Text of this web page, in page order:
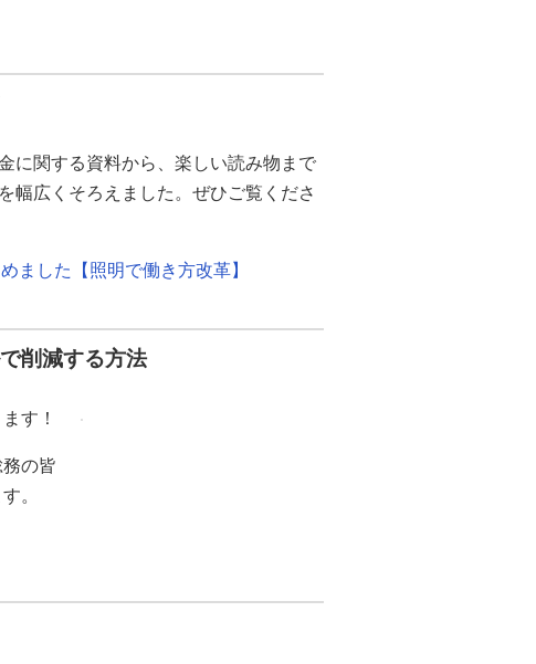
に関する資料から、楽しい読み物まで
幅広くそろえました。ぜひご覧くださ
ました【照明で働き方改革】
削減する方法
す！
の皆
。